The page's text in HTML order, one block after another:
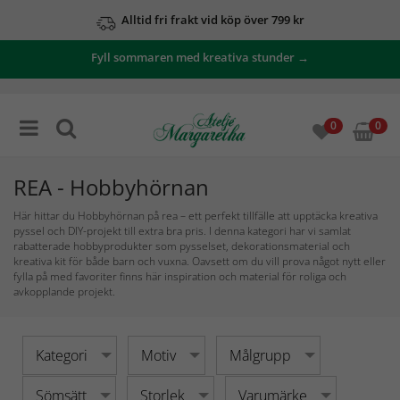
Se våra erbjudanden här
Fyll sommaren med kreativa stunder →
0 0
REA - Hobbyhörnan
Här hittar du Hobbyhörnan på rea – ett perfekt tillfälle att upptäcka kreativa
pyssel och DIY-projekt till extra bra pris. I denna kategori har vi samlat
rabatterade hobbyprodukter som pysselset, dekorationsmaterial och
kreativa kit för både barn och vuxna. Oavsett om du vill prova något nytt eller
fylla på med favoriter finns här inspiration och material för roliga och
avkopplande projekt.
Kategori Motiv Målgrupp
Sömsätt Storlek Varumärke